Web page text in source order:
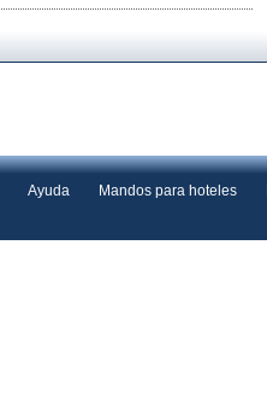
Ayuda Mandos para hoteles